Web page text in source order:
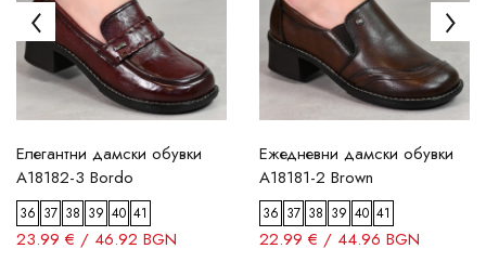
Елегантни дамски обувки
A18182-3 Bordo
36 37 38 39 40 41
23.99 € / 46.92 BGN
Ежедневни дамски обувки
A18181-2 Brown
36 37 38 39 40 41
22.99 € / 44.96 BGN